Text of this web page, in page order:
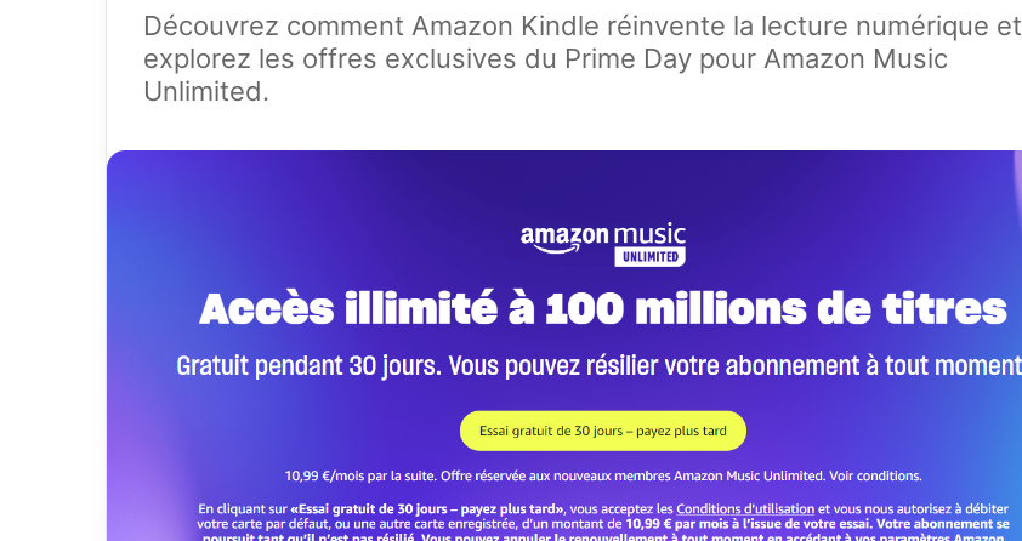
Découvrez comment Amazon Kindle réinvente la lecture numérique et
explorez les offres exclusives du Prime Day pour Amazon Music
Unlimited.